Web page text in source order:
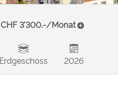
CHF 3'300.-/Monat
Erdgeschoss 2026